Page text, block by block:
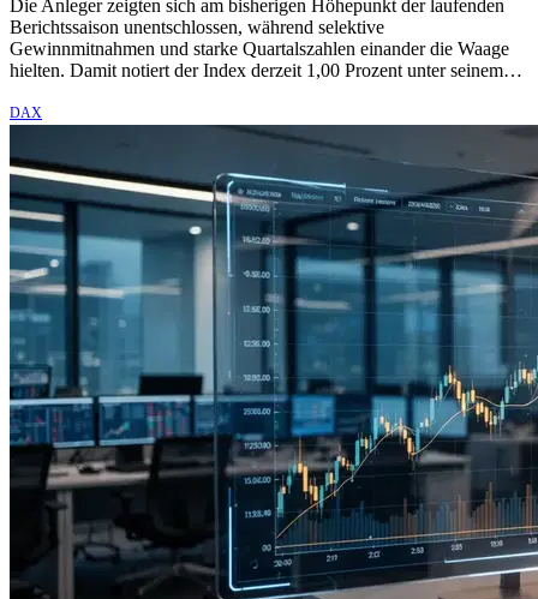
Die Anleger zeigten sich am bisherigen Höhepunkt der laufenden
Berichtssaison unentschlossen, während selektive
Gewinnmitnahmen und starke Quartalszahlen einander die Waage
hielten. Damit notiert der Index derzeit 1,00 Prozent unter seinem…
DAX